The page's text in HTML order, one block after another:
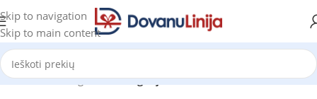
Skip to navigation
Skip to main content
Pradžia Katalogas be kategorijos